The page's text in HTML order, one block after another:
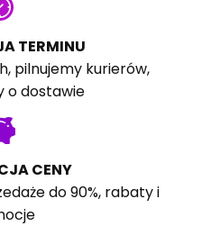
TERMINU
pilnujemy kurierów,
o dostawie
CENY
do 90%, rabaty i